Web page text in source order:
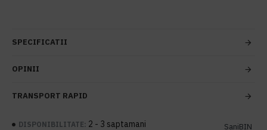
SPECIFICATII
OPINII
TRANSPORT RAPID
DISPONIBILITATE: 2 - 3 saptamani SaniBIN